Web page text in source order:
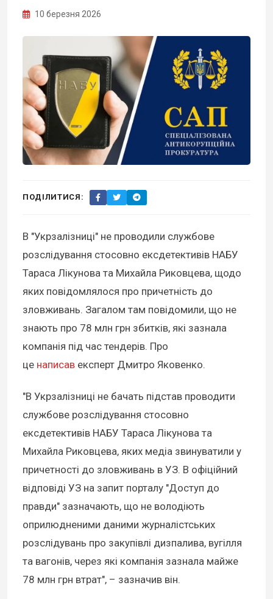
10 березня 2026
ПОДІЛИТИСЯ:
В "Укрзалізниці" не проводили службове
розслідування стосовно ексдетективів НАБУ
Тараса Лікунова та Михайла Риковцева, щодо
яких повідомлялося про причетність до
зловживань. Загалом там повідомили, що не
знають про 78 млн грн збитків, які зазнала
компанія під час тендерів. Про
це написав експерт Дмитро Яковенко.
"В Укрзалізниці не бачать підстав проводити
службове розслідування стосовно
ексдетективів НАБУ Тараса Лікунова та
Михайла Риковцева, яких медіа звинуватили у
причетності до зловживань в УЗ. В офіційний
відповіді УЗ на запит порталу "Доступ до
правди" зазначають, що не володіють
оприлюдненими даними журналістських
розслідувань про закупівлі дизпалива, вугілля
та вагонів, через які компанія зазнала майже
78 млн грн втрат", – зазначив він.